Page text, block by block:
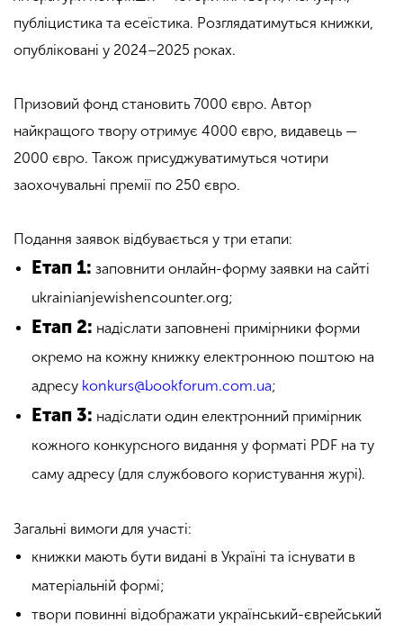
публіцистика та есеїстика. Розглядатимуться книжки,
опубліковані у 2024–2025 роках.
Призовий фонд становить 7000 євро. Автор
найкращого твору отримує 4000 євро, видавець —
2000 євро. Також присуджуватимуться чотири
заохочувальні премії по 250 євро.
Подання заявок відбувається у три етапи:
Етап 1: заповнити онлайн-форму заявки на сайті
ukrainianjewishencounter.org;
Етап 2: надіслати заповнені примірники форми
окремо на кожну книжку електронною поштою на
адресу konkurs@bookforum.com.ua;
Етап 3: надіслати один електронний примірник
кожного конкурсного видання у форматі PDF на ту
саму адресу (для службового користування журі).
Загальні вимоги для участі:
книжки мають бути видані в Україні та існувати в
матеріальній формі;
твори повинні відображати український-єврейський